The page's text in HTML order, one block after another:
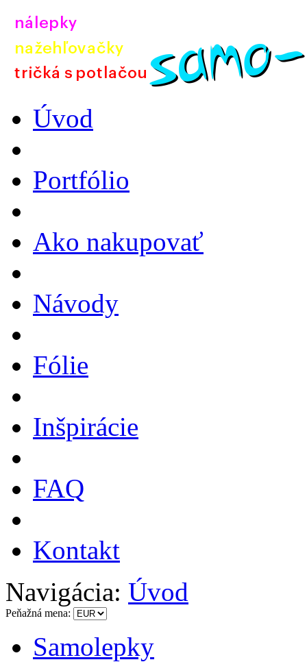
Úvod
Portfólio
Ako nakupovať
Návody
Fólie
Inšpirácie
FAQ
Kontakt
Navigácia: Úvod
Peňažná mena:
Samolepky